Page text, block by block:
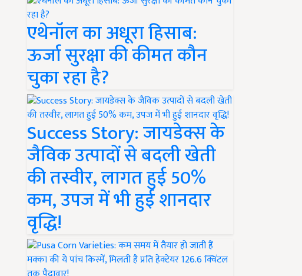
एथेनॉल का अधूरा हिसाब:
ऊर्जा सुरक्षा की कीमत कौन
चुका रहा है?
Success Story: जायडेक्स के
जैविक उत्पादों से बदली खेती
की तस्वीर, लागत हुई 50%
कम, उपज में भी हुई शानदार
वृद्धि!